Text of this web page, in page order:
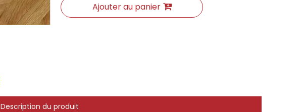
Ajouter au panier
Description du produit